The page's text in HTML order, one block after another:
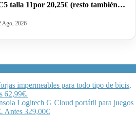
talla 11por 20,25€ (resto también
Ago, 2026
impermeables para todo tipo de bicis,
62,99€.
Logitech G Cloud portátil para juegos
Antes 329,00€